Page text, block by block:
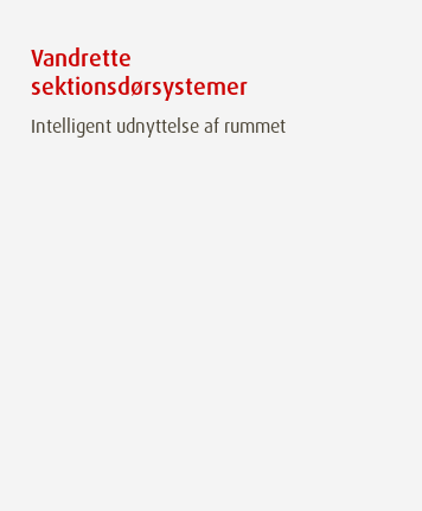
Vandrette
sektionsdørsystemer
Intelligent udnyttelse af rummet